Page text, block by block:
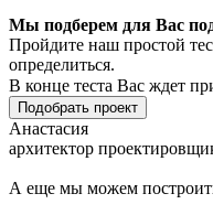
Мы подберем для Вас
Пройдите наш простой
определиться.
В конце теста Вас ждет
Подобрать проект
Анастасия
архитектор
А еще мы можем